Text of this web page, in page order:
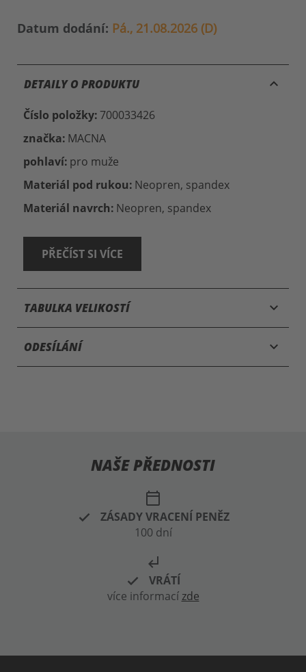
Datum dodání: Pá., 21.08.2026 (D)
DETAILY O PRODUKTU keyboard_arrow_up
Číslo položky: 700033426
značka: MACNA
pohlaví: pro muže
Materiál pod rukou: Neopren, spandex
Materiál navrch: Neopren, spandex
PŘEČÍST SI VÍCE
TABULKA VELIKOSTÍ keyboard_arrow_down
ODESÍLÁNÍ keyboard_arrow_down
NAŠE PŘEDNOSTI
calendar_today
ZÁSADY VRACENÍ PENĚZ
100 dní
subdirectory_arrow_left
VRÁTÍ
více informacízde